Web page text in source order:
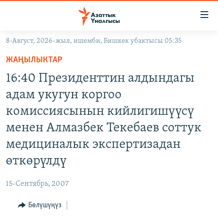
Навигацияга
өтүңүз
салыңызКЫРГЫЗСТАН
ЭКОНОМИКА
БОРБОР АЗИЯ
УКРАИНА
АТАЙЫН ИЛИКТӨӨ
ТВ ПРОГРАММАЛАР
БҮГҮН АЗАТТЫКТА
ДАНИСТЕ
ПОДКАСТ
Русский
8-Август, 2026-жыл, ишемби, Бишкек убактысы 05:35
ЖАҢЫЛЫКТАР
16:40 Президенттин алдындагы
адам укугун коргоо
комиссиясынын кийлигишүүсү
менен Алмазбек Текебаев соттук
медициналык экспертизадан
өткөрүлдү
15-Сентябрь, 2007
Бөлүшүңүз